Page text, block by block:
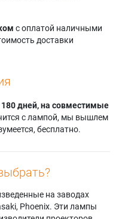
с оплатой наличными
доставки
дней, на совместимые
с лампой, мы вышлем
бесплатно.
на заводах
Phoenix. Эти лампы